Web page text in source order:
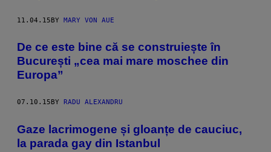
11.04.15BY MARY VON AUE
De ce este bine că se construiește în
București „cea mai mare moschee din
Europa”
07.10.15 BY RADU ALEXANDRU
Gaze lacrimogene și gloanțe de cauciuc,
la parada gay din Istanbul